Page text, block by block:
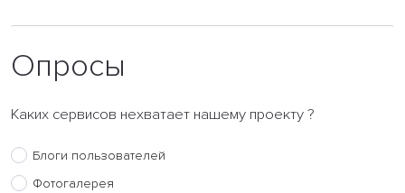
Опросы
Каких сервисов нехватает нашему проекту ?
Блоги пользователей
Фотогалерея